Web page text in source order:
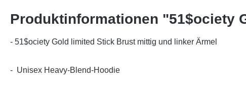
Produktinformationen "51$ociety
- 51$ociety Gold limited Stick Brust mittig und linker Ärmel
- Unisex Heavy-Blend-Hoodie